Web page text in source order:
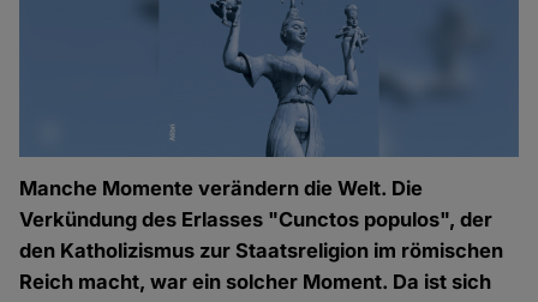
Manche Momente verändern die Welt. Die
Verkündung des Erlasses "Cunctos populos", der
den Katholizismus zur Staatsreligion im römischen
Reich macht, war ein solcher Moment. Da ist sich